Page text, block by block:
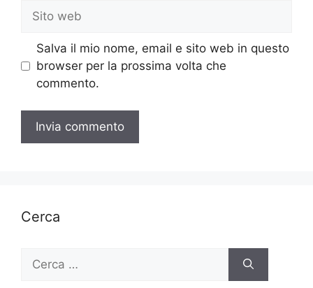
Sito
web
Salva il mio nome, email e sito web in questo
browser per la prossima volta che
commento.
Cerca
per: